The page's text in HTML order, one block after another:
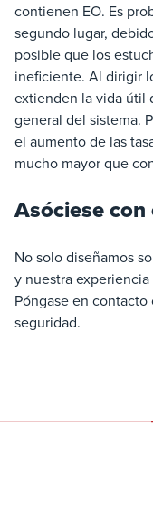
contienen EO. Es
segundo lugar,
posible que los
ineficiente. Al dirigir
extienden la vida útil
general del sistema.
el aumento de las
mucho mayor que
Asóciese
No solo diseñamos
y nuestra
Póngase en
seguridad.